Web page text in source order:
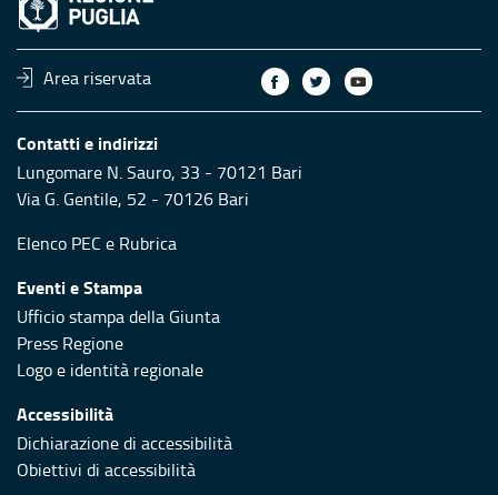
Area riservata
Contatti e indirizzi
Lungomare N. Sauro, 33 - 70121 Bari
Via G. Gentile, 52 - 70126 Bari
Elenco PEC e Rubrica
Eventi e Stampa
Ufficio stampa della Giunta
Press Regione
Logo e identità regionale
Accessibilità
Dichiarazione di accessibilità
Obiettivi di accessibilità